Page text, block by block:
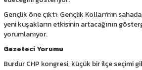
Gençlik öne çıktı: Gençlik Kolları’nın
yeni kuşakların etkisinin artacağının
yorumlanıyor.
Gazeteci Yorumu
Burdur CHP kongresi, küçük bir ilçe seçimi